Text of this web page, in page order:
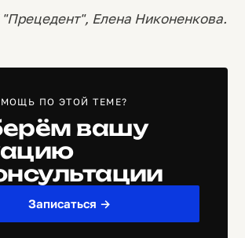
Елена Никоненкова.
ПО ЭТОЙ ТЕМЕ?
вашу
Записаться →